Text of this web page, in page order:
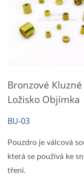
Bronzové Kluzné
Ložisko Objímka
BU-03
Pouzdro je válcová
která se používá ke
tření.